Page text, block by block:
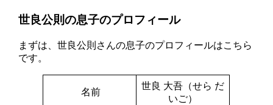
世良公則の息子のプロフィール
まずは、世良公則さんの息子のプロフィールはこちら
です。
名前
世良 大吾（せら だ
いご）